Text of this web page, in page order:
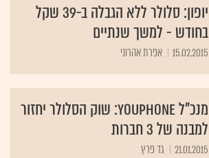
יופון: סלולר ללא הגבלה ב-39 שקל
בחודש - למשך שנתיים
15.02.2015 אפרת אהרוני
מנכ"ל YouPhone: שוק הסלולר יחזור
למבנה של 3 חברות
21.01.2015 גד פרץ